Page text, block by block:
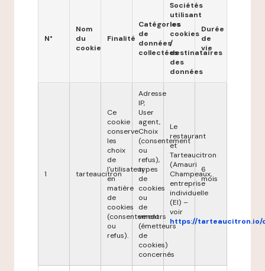
N°
Nom
du
cookie
Finalité
Catégories
de
données
collectées
Sociétés
utilisant
les
cookies
/
destinataires
des
données
Durée
de
vie
1 tarteaucitron
Ce
cookie
conserve
les
choix
de
l'utilisateur
en
matière
de
cookies
(consentement
ou
refus).
Adresse
IP,
User
agent,
Choix
(consentement
ou
refus),
types
de
cookies
ou
de
vendors
(émetteurs
de
cookies)
concernés
Le
restaurant
et
Tarteaucitron
(Amauri
Champeaux,
entreprise
individuelle
(EI) –
voir
https://tarteaucitron.io/
6
mois